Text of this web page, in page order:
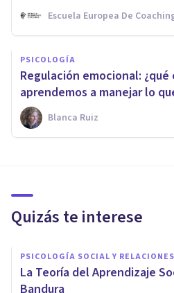
Escuela Europea De
PSICOLOGÍA
Regulación emocional: ¿qué
aprendemos a manejar lo
Blanca Ruiz
Quizás te interese
PSICOLOGÍA SOCIAL Y
La Teoría del Aprendizaje
Bandura